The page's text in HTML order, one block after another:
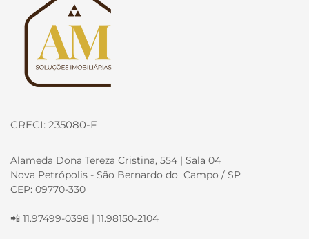
CRECI: 235080-F
Alameda Dona Tereza Cristina, 554 | Sala 04
Nova Petrópolis - São Bernardo do Campo / SP
CEP: 09770-330
📲 11.97499-0398 | 11.98150-2104